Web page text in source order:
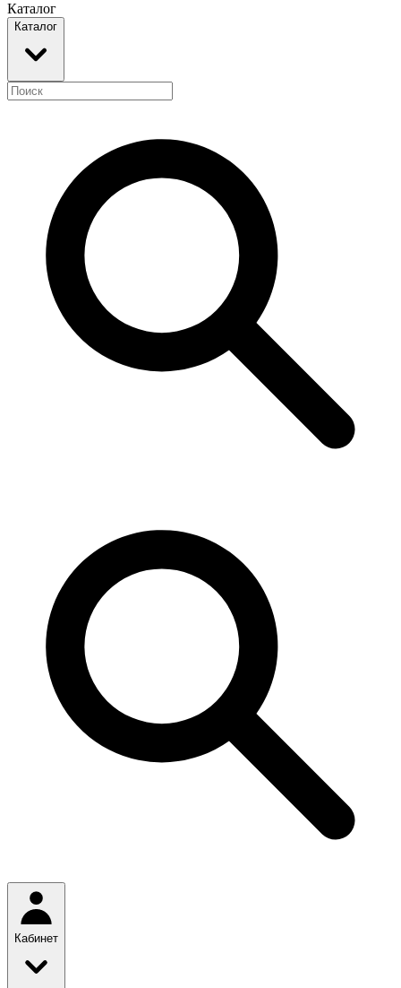
Каталог
Каталог
Кабинет